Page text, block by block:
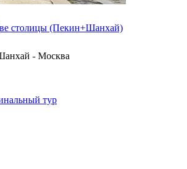
столицы (Пекин+Шанхай)
- Москва
тур